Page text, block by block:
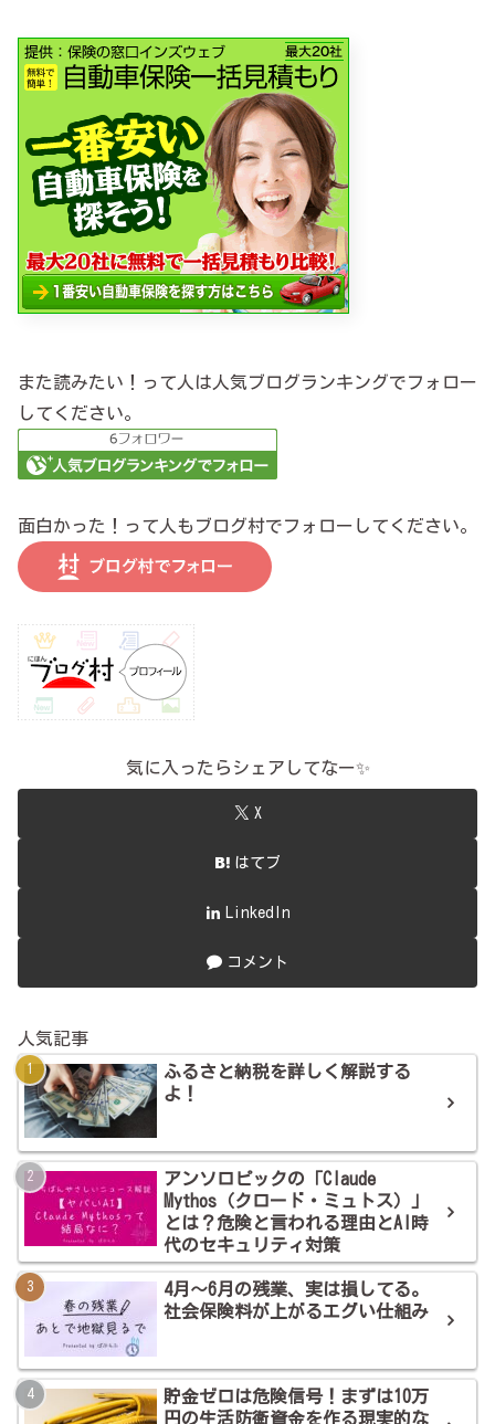
また読みたい！って人は人気ブログランキングでフォロー
してください。
面白かった！って人もブログ村でフォローしてください。
気に入ったらシェアしてなー✨
X
はてブ
LinkedIn
コメント
人気記事
ふるさと納税を詳しく解説する
よ！
アンソロピックの「Claude
Mythos（クロード・ミュトス）」
とは？危険と言われる理由とAI時
代のセキュリティ対策
4月～6月の残業、実は損してる。
社会保険料が上がるエグい仕組み
貯金ゼロは危険信号！まずは10万
円の生活防衛資金を作る現実的な